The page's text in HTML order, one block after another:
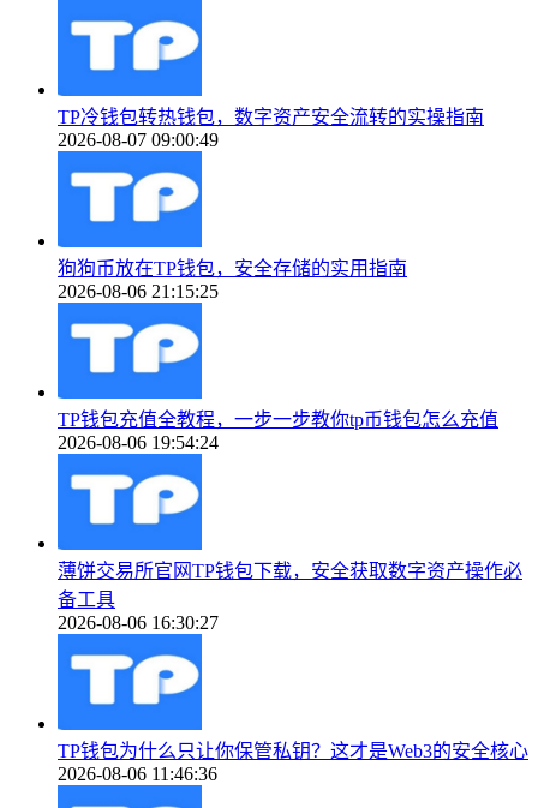
TP冷钱包转热钱包，数字资产安全流转的实操指南
2026-08-07 09:00:49
狗狗币放在TP钱包，安全存储的实用指南
2026-08-06 21:15:25
TP钱包充值全教程，一步一步教你tp币钱包怎么充值
2026-08-06 19:54:24
薄饼交易所官网TP钱包下载，安全获取数字资产操作必
备工具
2026-08-06 16:30:27
TP钱包为什么只让你保管私钥？这才是Web3的安全核心
2026-08-06 11:46:36